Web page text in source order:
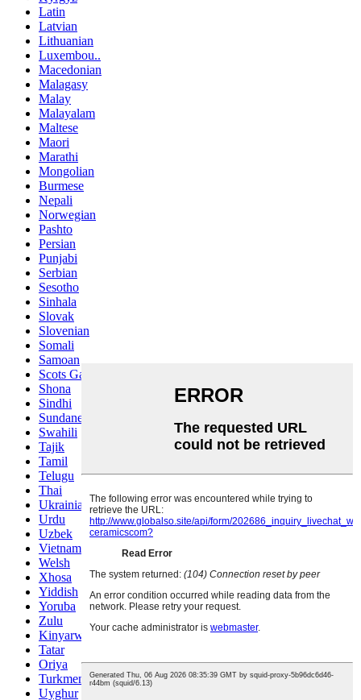
Latin
Latvian
Lithuanian
Luxembou..
Macedonian
Malagasy
Malay
Malayalam
Maltese
Maori
Marathi
Mongolian
Burmese
Nepali
Norwegian
Pashto
Persian
Punjabi
Serbian
Sesotho
Sinhala
Slovak
Slovenian
Somali
Samoan
Scots Gaelic
Shona
Sindhi
Sundanese
Swahili
Tajik
Tamil
Telugu
Thai
Ukrainian
Urdu
Uzbek
Vietnamese
Welsh
Xhosa
Yiddish
Yoruba
Zulu
Kinyarwanda
Tatar
Oriya
Turkmen
Uyghur